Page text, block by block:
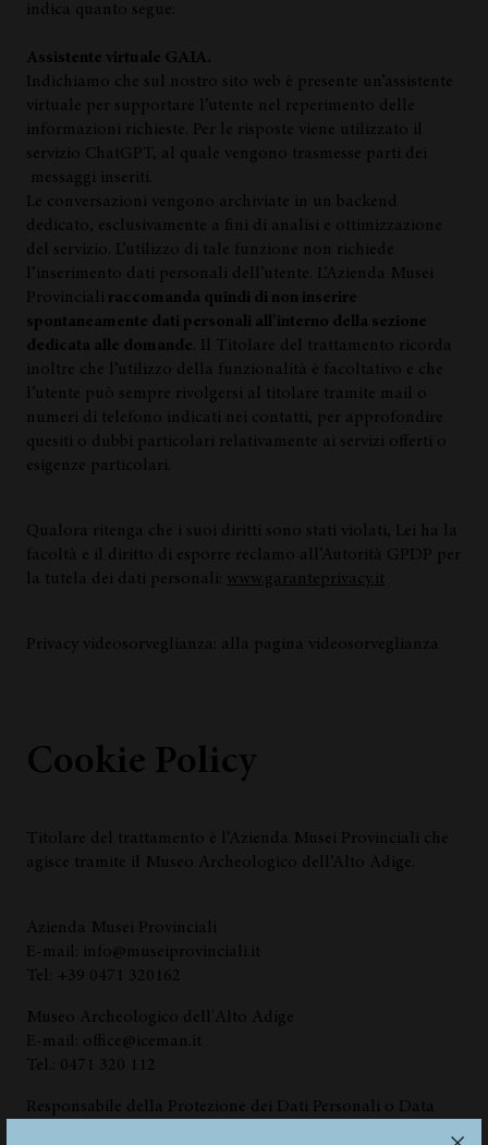
indica quanto segue:
Assistente virtuale GAIA.
Indichiamo che sul nostro sito web è presente un’assistente
virtuale per supportare l’utente nel reperimento delle
informazioni richieste. Per le risposte viene utilizzato il
servizio ChatGPT, al quale vengono trasmesse parti dei
messaggi inseriti.
Le conversazioni vengono archiviate in un backend
dedicato, esclusivamente a fini di analisi e ottimizzazione
del servizio. L’utilizzo di tale funzione non richiede
l’inserimento dati personali dell’utente. L’Azienda Musei
Provinciali raccomanda quindi di non inserire
spontaneamente dati personali all’interno della sezione
dedicata alle domande . Il Titolare del trattamento ricorda
inoltre che l’utilizzo della funzionalità è facoltativo e che
l’utente può sempre rivolgersi al titolare tramite mail o
numeri di telefono indicati nei contatti, per approfondire
quesiti o dubbi particolari relativamente ai servizi offerti o
esigenze particolari.
Qualora ritenga che i suoi diritti sono stati violati, Lei ha la
facoltà e il diritto di esporre reclamo all’Autorità GPDP per
la tutela dei dati personali: www.garanteprivacy.it
Privacy videosorveglianza: alla pagina videosorveglianza
Cookie Policy
Titolare del trattamento è l’Azienda Musei Provinciali che
agisce tramite il Museo Archeologico dell’Alto Adige.
Azienda Musei Provinciali
E-mail: info@museiprovinciali.it
Tel: +39 0471 320162
Museo Archeologico dell'Alto Adige
E-mail: office@iceman.it
Tel.: 0471 320 112
Responsabile della Protezione dei Dati Personali o Data